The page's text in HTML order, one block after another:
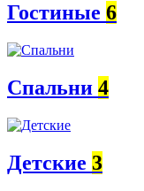
Гостиные 6
Спальни 4
Детские 3